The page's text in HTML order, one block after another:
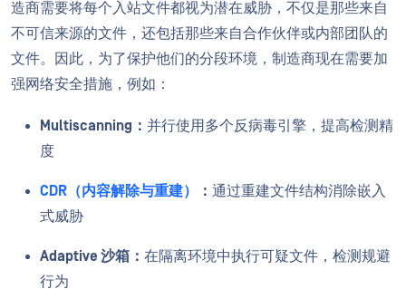
造商需要将每个入站文件都视为潜在威胁，不仅是那些来自
不可信来源的文件，还包括那些来自合作伙伴或内部团队的
文件。因此，为了保护他们的分段环境，制造商现在需要加
强网络安全措施，例如：
Multiscanning： 并行使用多个反病毒引擎，提高检测精
度
CDR（内容解除与重建） ： 通过重建文件结构消除嵌入
式威胁
Adaptive 沙箱： 在隔离环境中执行可疑文件，检测规避
行为